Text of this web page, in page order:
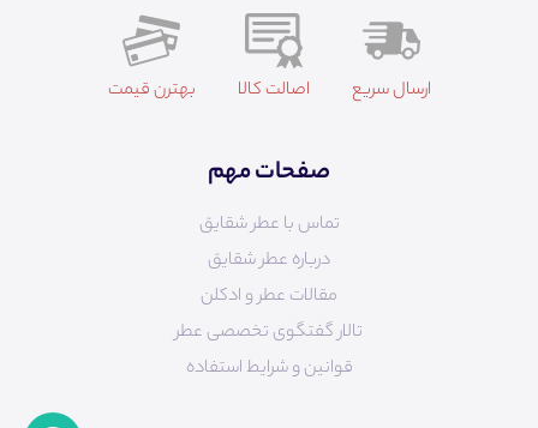
ارسال سریع اصالت کالا بهترن قیمت
صفحات مهم
تماس با عطر شقایق
درباره عطر شقایق
مقالات عطر و ادکلن
تالار گفتگوی تخصصی عطر
قوانین و شرایط استفاده